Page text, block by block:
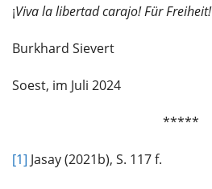
¡Viva la libertad carajo! Für Freiheit!
Burkhard Sievert
Soest, im Juli 2024
*****
[1] Jasay (2021b), S. 117 f.